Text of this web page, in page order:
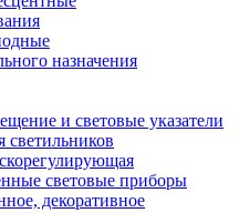
назначения
и световые указатели
светильников
световые приборы
декоративное